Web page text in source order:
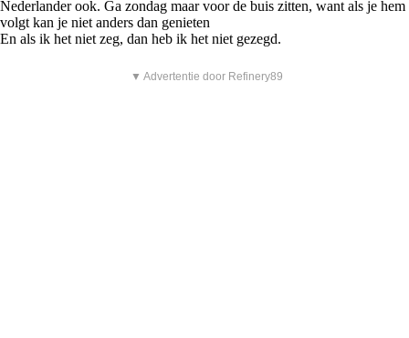
Nederlander ook. Ga zondag maar voor de buis zitten, want als je hem
volgt kan je niet anders dan genieten
En als ik het niet zeg, dan heb ik het niet gezegd.
▼ Advertentie door Refinery89